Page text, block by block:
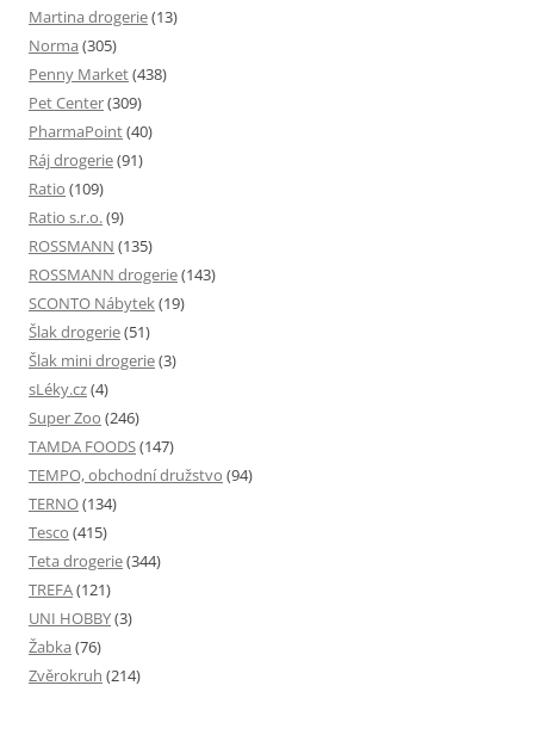
Martina drogerie(13)
Norma (305)
Penny Market(438)
Pet Center(309)
PharmaPoint(40)
Ráj drogerie(91)
Ratio (109)
Ratio s.r.o.(9)
ROSSMANN (135)
ROSSMANN drogerie(143)
SCONTO Nábytek(19)
Šlak drogerie(51)
Šlak mini drogerie(3)
sLéky.cz(4)
Super Zoo (246)
TAMDA FOODS(147)
TEMPO, obchodní družstvo (94)
TERNO(134)
Tesco (415)
Teta drogerie(344)
TREFA(121)
UNI HOBBY(3)
Žabka (76)
Zvěrokruh (214)